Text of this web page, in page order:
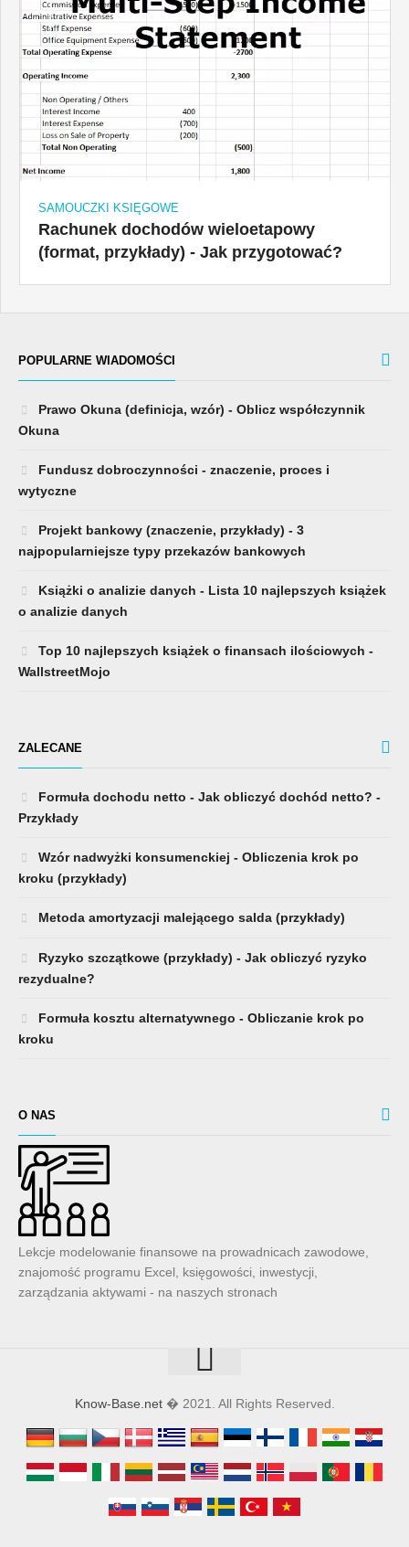
SAMOUCZKI KSIĘGOWE
Rachunek dochodów wieloetapowy
(format, przykłady) - Jak przygotować?
POPULARNE WIADOMOŚCI
Prawo Okuna (definicja, wzór) - Oblicz współczynnik
Okuna
Fundusz dobroczynności - znaczenie, proces i
wytyczne
Projekt bankowy (znaczenie, przykłady) - 3
najpopularniejsze typy przekazów bankowych
Książki o analizie danych - Lista 10 najlepszych książek
o analizie danych
Top 10 najlepszych książek o finansach ilościowych -
WallstreetMojo
ZALECANE
Formuła dochodu netto - Jak obliczyć dochód netto? -
Przykłady
Wzór nadwyżki konsumenckiej - Obliczenia krok po
kroku (przykłady)
Metoda amortyzacji malejącego salda (przykłady)
Ryzyko szczątkowe (przykłady) - Jak obliczyć ryzyko
rezydualne?
Formuła kosztu alternatywnego - Obliczanie krok po
kroku
O NAS
Lekcje modelowanie finansowe na prowadnicach zawodowe,
znajomość programu Excel, księgowości, inwestycji,
zarządzania aktywami - na naszych stronach
Know-Base.net� 2021. All Rights Reserved.